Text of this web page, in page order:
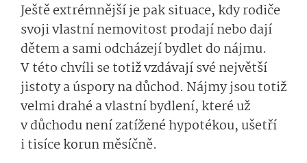
Ještě extrémnější je pak situace, kdy rodiče
svoji vlastní nemovitost prodají nebo dají
dětem a sami odcházejí bydlet do nájmu.
V této chvíli se totiž vzdávají své největší
jistoty a úspory na důchod. Nájmy jsou totiž
velmi drahé a vlastní bydlení, které už
v důchodu není zatížené hypotékou, ušetří
i tisíce korun měsíčně.